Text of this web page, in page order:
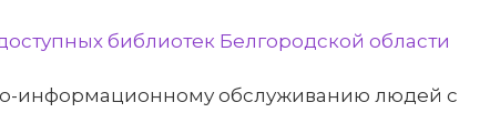
библиотек Белгородской области
информационному обслуживанию людей с